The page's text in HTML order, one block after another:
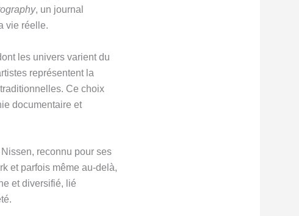
, un journal
vie réelle.
les univers varient du
représentent la
Ce choix
documentaire et
reconnu pour ses
et parfois même au-delà,
et diversifié, lié